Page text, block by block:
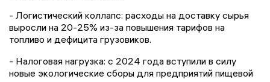
- Логистический коллапс: расходы на доставку сырья
выросли на 20-25% из-за повышения тарифов на
топливо и дефицита грузовиков.
- Налоговая нагрузка: с 2024 года вступили в силу
новые экологические сборы для предприятий пищевой